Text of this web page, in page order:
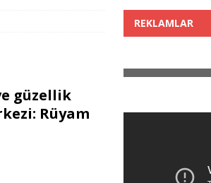
güzellik
Rüyam
REKLAMLAR